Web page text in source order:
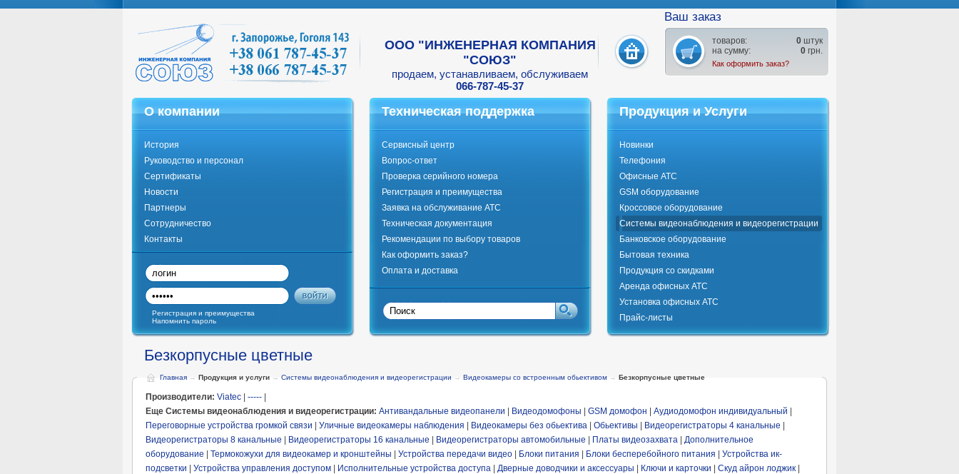
ООО "ИНЖЕНЕРНАЯ КОМПАНИЯ
"СОЮЗ"
продаем, устанавливаем, обслуживаем
066-787-45-37
Ваш заказ
товаров: 0 штук
на сумму:
0 грн.
Как оформить заказ?
О компании Техническая поддержка Продукция и Услуги
История
Руководство и персонал
Сертификаты
Новости
Партнеры
Сотрудничество
Контакты
Сервисный центр
Вопрос-ответ
Проверка серийного номера
Регистрация и преимущества
Заявка на обслуживание АТС
Техническая документация
Рекомендации по выбору товаров
Как оформить заказ?
Оплата и доставка
Новинки
Телефония
Офисные АТС
GSM оборудование
Кроссовое оборудование
Системы видеонаблюдения и видеорегистрации
Банковское оборудование
Бытовая техника
Продукция со скидками
Аренда офисных АТС
Установка офисных АТС
Прайс-листы
Регистрация и преимущества
Напомнить пароль
Безкорпусные цветные
Главная → Продукция и услуги → Системы видеонаблюдения и видеорегистрации → Видеокамеры со встроенным обьективом → Безкорпусные цветные
Производители: Viatec -----
Еще Системы видеонаблюдения и видеорегистрации: Антивандальные видеопанели Видеодомофоны GSM домофон Аудиодомофон индивидуальный
Переговорные устройства громкой связи
Уличные видеокамеры наблюдения Видеокамеры без обьектива Обьективы Видеорегистраторы 4 канальные
Видеорегистраторы 8 канальные
Видеорегистраторы 16 канальные Видеорегистраторы автомобильные Платы видеозахвата
Дополнительное
оборудование
Термокожухи для видеокамер и кронштейны Устройства передачи видео Блоки питания Блоки бесперебойного питания
Устройства ик-
подсветки
Устройства управления доступом Исполнительные устройства доступа Дверные доводчики и аксессуары Ключи и карточки Скуд айрон лоджик